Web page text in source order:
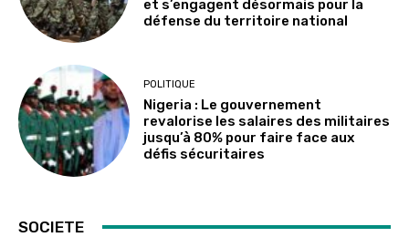
et s’engagent désormais pour la
défense du territoire national
POLITIQUE
Nigeria : Le gouvernement
revalorise les salaires des militaires
jusqu’à 80% pour faire face aux
défis sécuritaires
SOCIETE